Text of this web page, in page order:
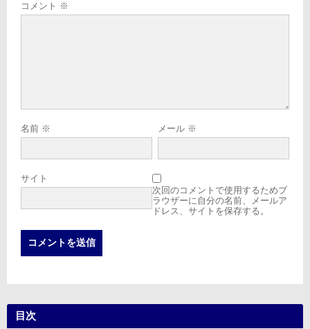
コメント ※
名前 ※ メール ※
サイト
次回のコメントで使用するためブ
ラウザーに自分の名前、メールア
ドレス、サイトを保存する。
目次